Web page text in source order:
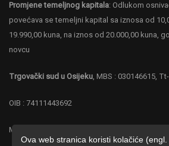
Promjene temeljnog kapitala: Odlukom
povećava se temeljni kapital sa iznosa od
19.990,00 kuna, na iznos od 20.000,00 kuna,
novcu
Trgovački sud u Osijeku, MBS : 030146615,
OIB : 74111443692
MB : 4219287
Ova web stranica koristi kolačiće (engl.